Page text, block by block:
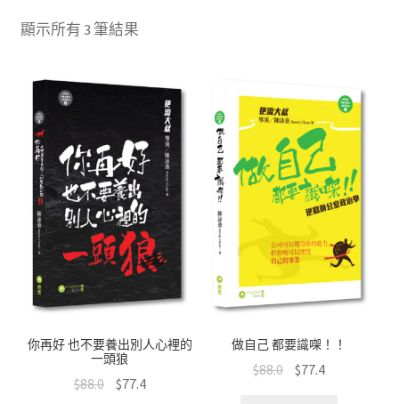
顯示所有 3 筆結果
你再好 也不要養出別人心裡的
一頭狼
$88.0 $77.4
做自己 都要識㗎！！
$88.0 $77.4